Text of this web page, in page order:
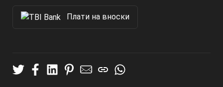
Πлати на вноски